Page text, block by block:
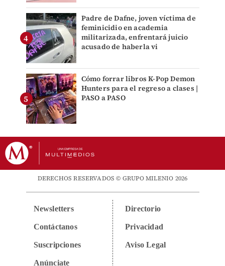
Padre de Dafne, joven víctima de
feminicidio en academia
militarizada, enfrentará juicio
acusado de haberla vi
Cómo forrar libros K-Pop Demon
Hunters para el regreso a clases |
PASO a PASO
DERECHOS RESERVADOS © GRUPO MILENIO 2026
Newsletters
Contáctanos
Suscripciones
Anúnciate
Directorio
Privacidad
Aviso Legal